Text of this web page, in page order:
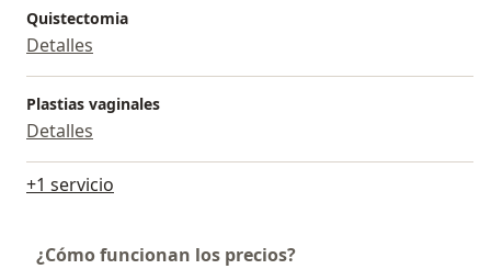
Quistectomia
Detalles
Plastias vaginales
Detalles
+1 servicio
¿Cómo funcionan los precios?